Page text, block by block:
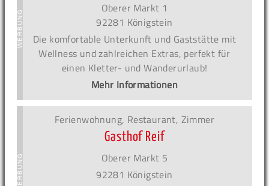
Oberer Markt 1
92281 Königstein
Die komfortable Unterkunft und Gaststätte mit
Wellness und zahlreichen Extras, perfekt für
einen Kletter- und Wanderurlaub!
Mehr Informationen
Ferienwohnung, Restaurant, Zimmer
Gasthof Reif
Oberer Markt 5
92281 Königstein